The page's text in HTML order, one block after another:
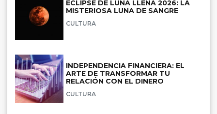
ECLIPSE DE LUNA LLENA 2026: LA
MISTERIOSA LUNA DE SANGRE
CULTURA
INDEPENDENCIA FINANCIERA: EL
ARTE DE TRANSFORMAR TU
RELACIÓN CON EL DINERO
CULTURA